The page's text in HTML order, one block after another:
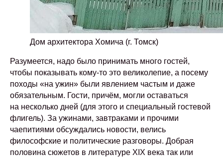
Дом архитектора Хомича (г. Томск)
Разумеется, надо было принимать много гостей,
чтобы показывать кому-то это великолепие, а посему
походы «на ужин» были явлением частым и даже
обязательным. Гости, причём, могли оставаться
на несколько дней (для этого и специальный гостевой
флигель). За ужинами, завтраками и прочими
чаепитиями обсуждались новости, велись
философские и политические разговоры. Добрая
половина сюжетов в литературе XIX века так или